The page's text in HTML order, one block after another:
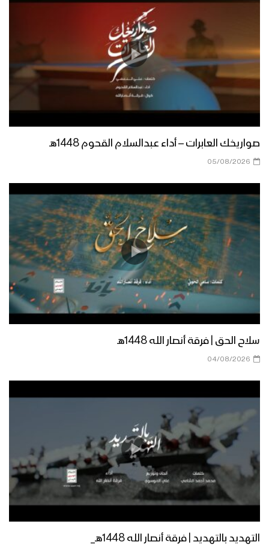
صواريخك العابرات – أداء عبدالسلام القحوم 1448هـ
05/08/2026
سلاح الحق | فرقة أنصار الله 1448هـ
04/08/2026
التهديد بالتهديد | فرقة أنصار الله 1448هـ_